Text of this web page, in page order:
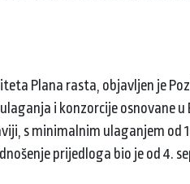
Plana rasta, objavljen je
i konzorcije osnovane
s minimalnim ulaganjem
prijedloga bio je od 4.